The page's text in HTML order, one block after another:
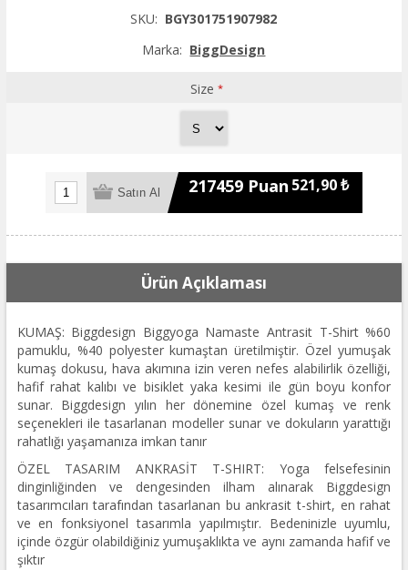
SKU: BGY301751907982
Marka: BiggDesign
Size *
217459 Puan 521,90 ₺
Ürün Açıklaması
KUMAŞ: Biggdesign Biggyoga Namaste Antrasit T-Shirt %60
pamuklu, %40 polyester kumaştan üretilmiştir. Özel yumuşak
kumaş dokusu, hava akımına izin veren nefes alabilirlik özelliği,
hafif rahat kalıbı ve bisiklet yaka kesimi ile gün boyu konfor
sunar. Biggdesign yılın her dönemine özel kumaş ve renk
seçenekleri ile tasarlanan modeller sunar ve dokuların yarattığı
rahatlığı yaşamanıza imkan tanır
ÖZEL TASARIM ANKRASİT T-SHIRT: Yoga felsefesinin
dinginliğinden ve dengesinden ilham alınarak Biggdesign
tasarımcıları tarafından tasarlanan bu ankrasit t-shirt, en rahat
ve en fonksiyonel tasarımla yapılmıştır. Bedeninizle uyumlu,
içinde özgür olabildiğiniz yumuşaklıkta ve aynı zamanda hafif ve
şıktır